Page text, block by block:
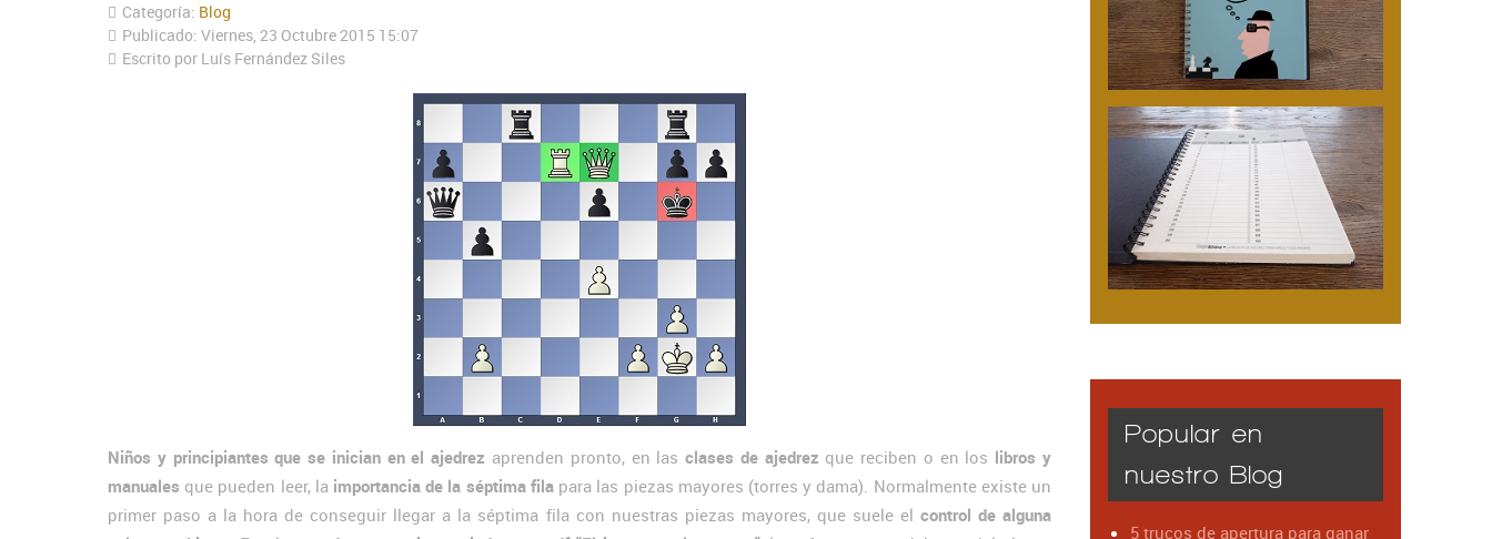
Categoría: Blog
Publicado: Viernes, 23 Octubre 2015 15:07
Escrito por Luís Fernández Siles
Niños y principiantes que se inician en el ajedrez aprenden pronto, en lasclases de ajedrez que reciben o en los libros y
manuales que pueden leer, la importancia de la séptima filapara las piezas mayores (torres y dama). Normalmente existe un
primer paso a la hora de conseguir llegar a la séptima fila con nuestras piezas mayores, que suele el control de alguna
Popular en
nuestro Blog
5 trucos de apertura para ganar